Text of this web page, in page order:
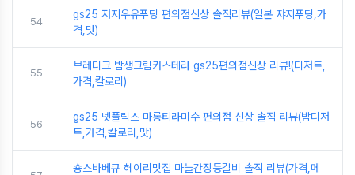
54
gs25 저지우유푸딩 편의점신상 솔직리뷰(일본 쟈지푸딩,가
격,맛)
55
브레디크 밤생크림카스테라 gs25편의점신상 리뷰!(디저트,
가격,칼로리)
56
gs25 넷플릭스 마롱티라미수 편의점 신상 솔직 리뷰(밤디저
트,가격,칼로리,맛)
숑스바베큐 헤이리맛집 마늘간장등갈비 솔직 리뷰(가격,메